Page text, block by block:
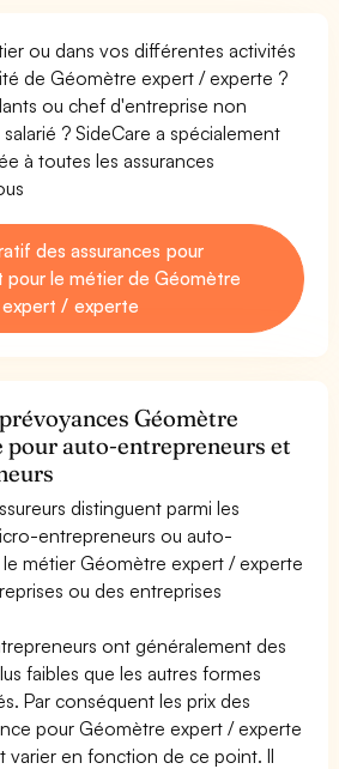
ou dans vos différentes activités
de Géomètre expert / experte ?
ou chef d'entreprise non
? SideCare a spécialement
à toutes les assurances
des assurances pour
pour le métier de Géomètre
expert / experte
Géomètre
auto-entrepreneurs et
distinguent parmi les
entrepreneurs ou auto-
métier Géomètre expert / experte
ou des entreprises
ont généralement des
faibles que les autres formes
Par conséquent les prix des
pour Géomètre expert / experte
varier en fonction de ce point. Il